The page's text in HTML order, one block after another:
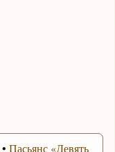
• Пасьянс «Девять